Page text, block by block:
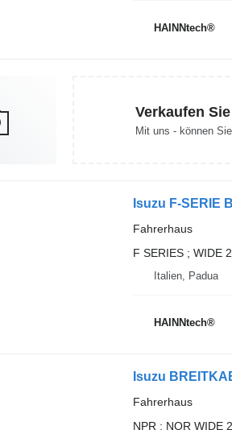
HAINNtech®
Verkaufen
Mit uns - können
Isuzu F-SERIE
Fahrerhaus
F SERIES ; WIDE
Italien, Padua
HAINNtech®
Isuzu
Fahrerhaus
NPR ; NQR WIDE